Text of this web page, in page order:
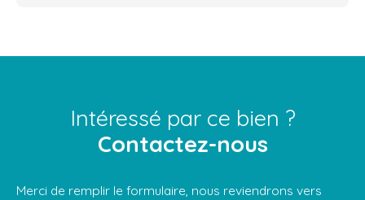
Intéressé par ce bien ?
Contactez-nous
Merci de remplir le formulaire, nous reviendrons vers